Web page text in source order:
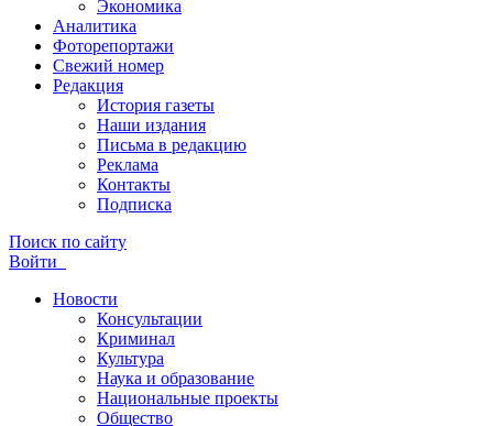
Экономика
Аналитика
Фоторепортажи
Свежий номер
Редакция
История газеты
Наши издания
Письма в редакцию
Реклама
Контакты
Подписка
Поиск по сайту
Войти
Новости
Консультации
Криминал
Культура
Наука и образование
Национальные проекты
Общество